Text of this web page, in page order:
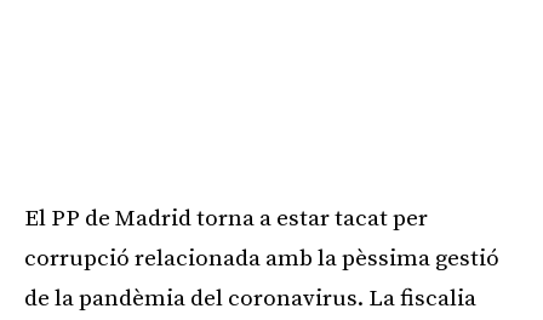
El PP de Madrid torna a estar tacat per
corrupció relacionada amb la pèssima gestió
de la pandèmia del coronavirus. La fiscalia